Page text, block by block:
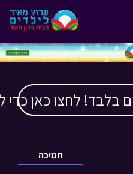
בלבד! לחצו כאן כדי
תמיכה